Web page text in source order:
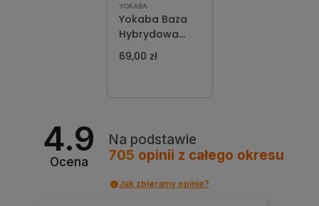
YOKABA
Yokaba Baza
Hybrydowa
Soft 12 ml
69,00 zł
4.9
Ocena
Na podstawie
705 opinii z całego okresu
Jak zbieramy opinie?